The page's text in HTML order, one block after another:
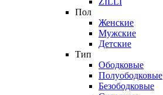
Пол
Женские
Мужские
Детские
Тип
Ободковые
Полуободковые
Безободковые